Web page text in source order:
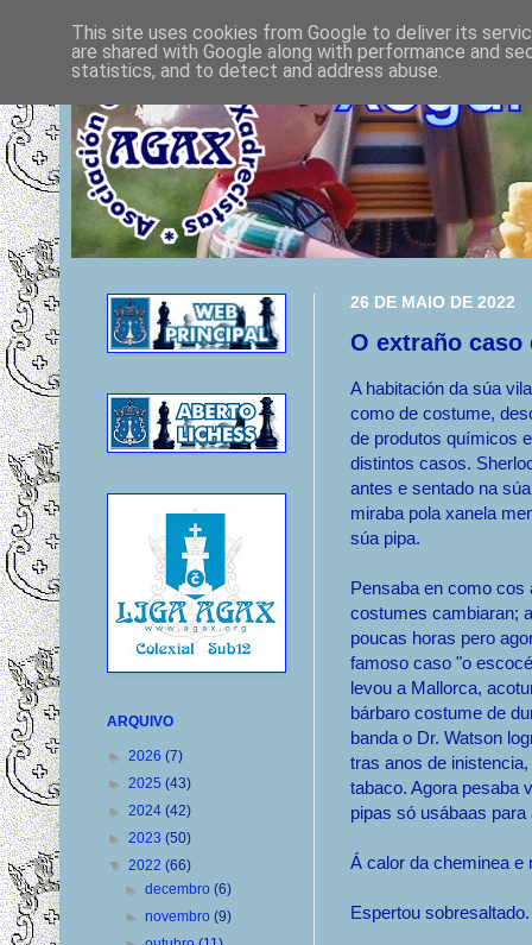
26 DE MAIO DE 2022
O extraño caso
A habitación da súa
como de costume,
de produtos químicos
distintos casos.
antes e sentado na
miraba pola xanela
súa pipa.
Pensaba en como cos
costumes cambiaran;
poucas horas pero
famoso caso "o
levou a Mallorca,
bárbaro costume de
banda o Dr. Watson
tras anos de
tabaco. Agora pesaba
pipas só usábaas
Á calor da cheminea e
Espertou
ARQUIVO
► 2026 (7)
► 2025 (43)
► 2024 (42)
► 2023 (50)
▼ 2022 (66)
►decembro(6)
►novembro(9)
This site uses cookies from Google to deliver its
are shared with Google along with performance and
statistics, and to detect and address abuse.